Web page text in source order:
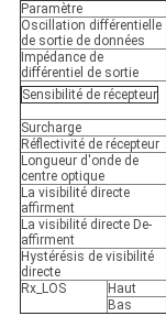
Paramètre
Oscillation différentielle
de sortie de données
Impédance de
différentiel de sortie
Sensibilité de récepteur
Surcharge
Réflectivité de récepteur
Longueur d'onde de
centre optique
La visibilité directe
affirment
La visibilité directe De-
affirment
Hystérésis de visibilité
directe
Rx_LOS Haut
Bas